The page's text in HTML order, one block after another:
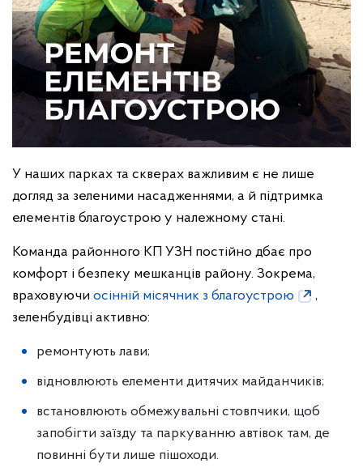
У наших парках та скверах важливим є не лише
догляд за зеленими насадженнями, а й підтримка
елементів благоустрою у належному стані.
Команда районного КП УЗН постійно дбає про
комфорт і безпеку мешканців району. Зокрема,
враховуючи осінній місячник з благоустрою
,
зеленбудівці активно:
ремонтують лави;
відновлюють елементи дитячих майданчиків;
встановлюють обмежувальні стовпчики, щоб
запобігти заїзду та паркуванню автівок там, де
повинні бути лише пішоходи.